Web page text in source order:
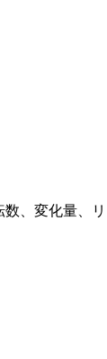
、変化量、